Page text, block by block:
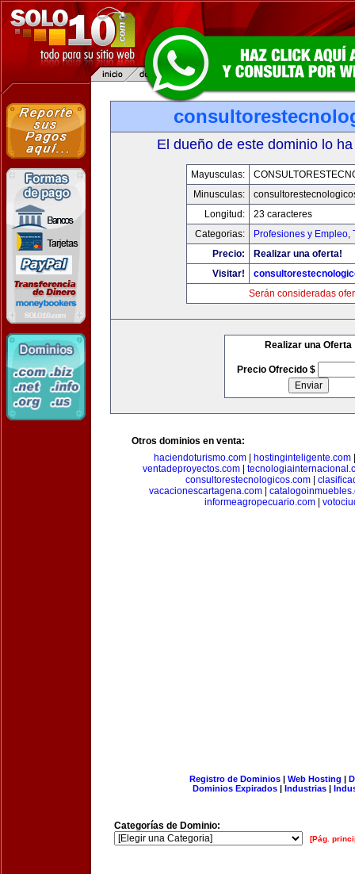
El dueño de este dominio lo
Mayusculas:
Minusculas:
Longitud:
23 caracteres
Categorias:
Profesiones y Empleo,
Precio:
Realizar una oferta!
Visitar!
Serán consideradas
Realizar una Oferta
Precio Ofrecido $
Otros dominios en venta:
haciendoturismo.com
hostinginteligente.com
ventadeproyectos.com|
consultorestecnologicos.com
vacacionescartagena.com
informeagropecuario.com
Registro de Dominios| Web Hosting |
Dominios Expirados | Industrias |
Categorías de Dominio:
[Pág.